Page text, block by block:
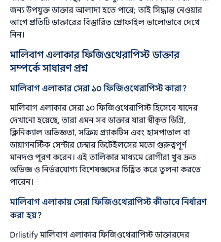
জন্য উপযুক্ত ডাক্তার আলাদা হতে পারে; তাই সিদ্ধান্ত নেওয়ার
আগে প্রতিটি ডাক্তারের বিস্তারিত প্রোফাইল ভালোভাবে দেখে
নিন।
মালিবাগ এলাকার ফিজিওথেরাপিস্ট ডাক্তার
সম্পর্কে সাধারণ প্রশ্ন
মালিবাগ এলাকার সেরা ১০ ফিজিওথেরাপিস্ট কারা?
মালিবাগ এলাকার সেরা ১০ ফিজিওথেরাপিস্ট হিসেবে যাদের
দেখানো হয়েছে, তারা এমন সব ডাক্তার যারা স্বীকৃত ডিগ্রি,
ক্লিনিক্যাল অভিজ্ঞতা, সক্রিয় প্র্যাকটিস এবং হাসপাতাল বা
ডায়াগনস্টিক সেন্টার চেম্বার ডিটেইলসের মতো গুরুত্বপূর্ণ
মানদণ্ড পূরণ করেন। এই তালিকার মাধ্যমে রোগীরা খুব দ্রুত
অভিজ্ঞ ও নির্ভরযোগ্য বিশেষজ্ঞদের চিহ্নিত করে তুলনা করতে
পারেন।
মালিবাগ এলাকায় সেরা ফিজিওথেরাপিস্ট কীভাবে নির্ধারণ
করা হয়?
Drlistify মালিবাগ এলাকার ফিজিওথেরাপিস্ট ডাক্তারদের